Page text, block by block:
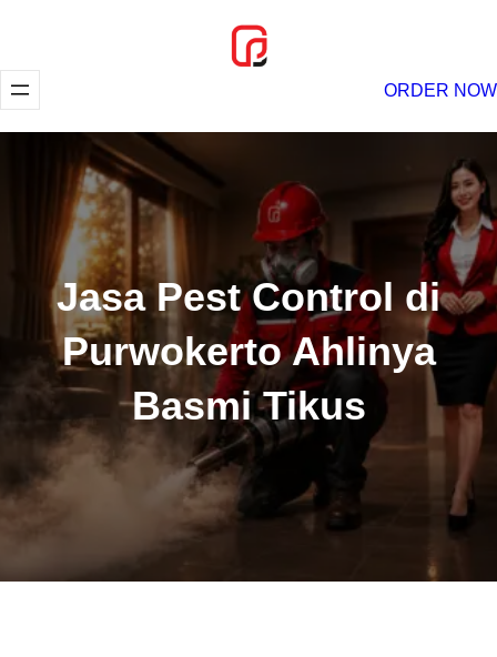
konten
ORDER NOW
Jasa Pest Control di
Purwokerto Ahlinya
Basmi Tikus